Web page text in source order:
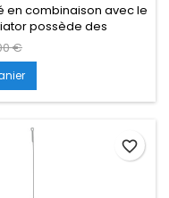
en combinaison avec le
possède des
course» pour vous
volant. Il est équipé
qui est actionné par
ajustements de
à la...
€
favorite_border